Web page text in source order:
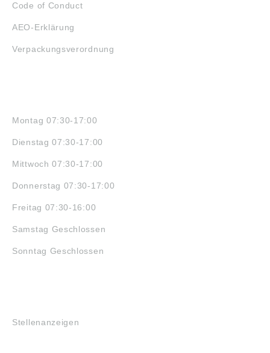
Code of Conduct
AEO-Erklärung
Verpackungsverordnung
Montag 07:30-17:00
Dienstag 07:30-17:00
Mittwoch 07:30-17:00
Donnerstag 07:30-17:00
Freitag 07:30-16:00
Samstag Geschlossen
Sonntag Geschlossen
Stellenanzeigen